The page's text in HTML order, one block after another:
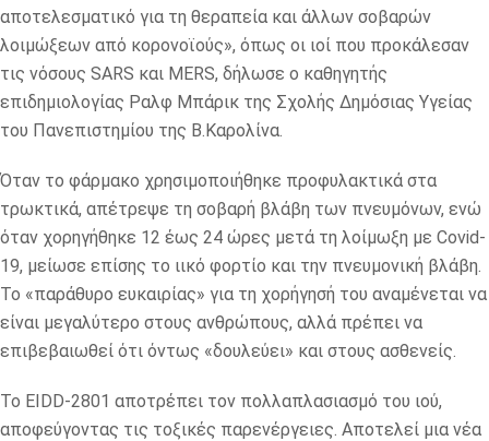
αποτελεσματικό για τη θεραπεία και άλλων σοβαρών
λοιμώξεων από κορονοϊούς», όπως οι ιοί που προκάλεσαν
τις νόσους SARS και MERS, δήλωσε ο καθηγητής
επιδημιολογίας Ραλφ Μπάρικ της Σχολής Δημόσιας Υγείας
του Πανεπιστημίου της Β.Καρολίνα.
Όταν το φάρμακο χρησιμοποιήθηκε προφυλακτικά στα
τρωκτικά, απέτρεψε τη σοβαρή βλάβη των πνευμόνων, ενώ
όταν χορηγήθηκε 12 έως 24 ώρες μετά τη λοίμωξη με Covid-
19, μείωσε επίσης το ιικό φορτίο και την πνευμονική βλάβη.
Το «παράθυρο ευκαιρίας» για τη χορήγησή του αναμένεται να
είναι μεγαλύτερο στους ανθρώπους, αλλά πρέπει να
επιβεβαιωθεί ότι όντως «δουλεύει» και στους ασθενείς.
Το EIDD-2801 αποτρέπει τον πολλαπλασιασμό του ιού,
αποφεύγοντας τις τοξικές παρενέργειες. Αποτελεί μια νέα